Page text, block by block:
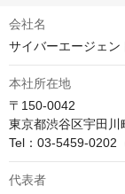
会社名
サイバーエージェン
本社所在地
〒150-0042
東京都渋谷区宇田
Tel：03-5459-0202
代表者